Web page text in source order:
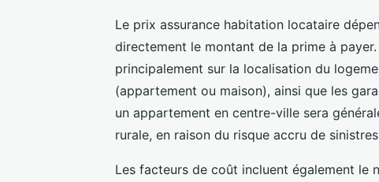
Le prix assurance habitation locataire
directement le montant de la prime à
principalement sur la localisation du
(appartement ou maison), ainsi que les
un appartement en centre-ville sera
rurale, en raison du risque accru de
Les facteurs de coût incluent également le